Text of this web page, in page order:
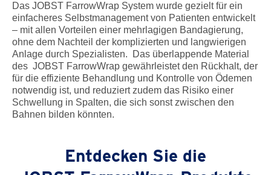
Das JOBST FarrowWrap System wurde gezielt für ein
einfacheres Selbstmanagement von Patienten entwickelt
– mit allen Vorteilen einer mehrlagigen Bandagierung,
ohne dem Nachteil der komplizierten und langwierigen
Anlage durch Spezialisten. Das überlappende Material
des JOBST FarrowWrap gewährleistet den Rückhalt, der
für die effiziente Behandlung und Kontrolle von Ödemen
notwendig ist, und reduziert zudem das Risiko einer
Schwellung in Spalten, die sich sonst zwischen den
Bahnen bilden könnten.
Entdecken Sie die